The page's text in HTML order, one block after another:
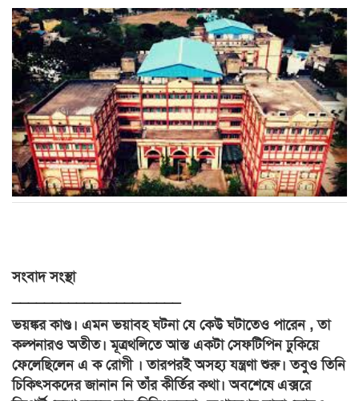
সংবাদ সংস্থা
ভয়ঙ্কর কাণ্ড। এমন ভয়াবহ ঘটনা যে কেউ ঘটাতেও পারেন , তা
কল্পনারও অতীত। মূত্রথলিতে আস্ত একটা সেফটিপিন ঢুকিয়ে
ফেলেছিলেন এ ক রোগী । তারপরই অসহ্য যন্ত্রণা শুরু। তবুও তিনি
চিকিৎসকদের জানান নি তাঁর কীর্তির কথা। অবশেষে এক্সরে